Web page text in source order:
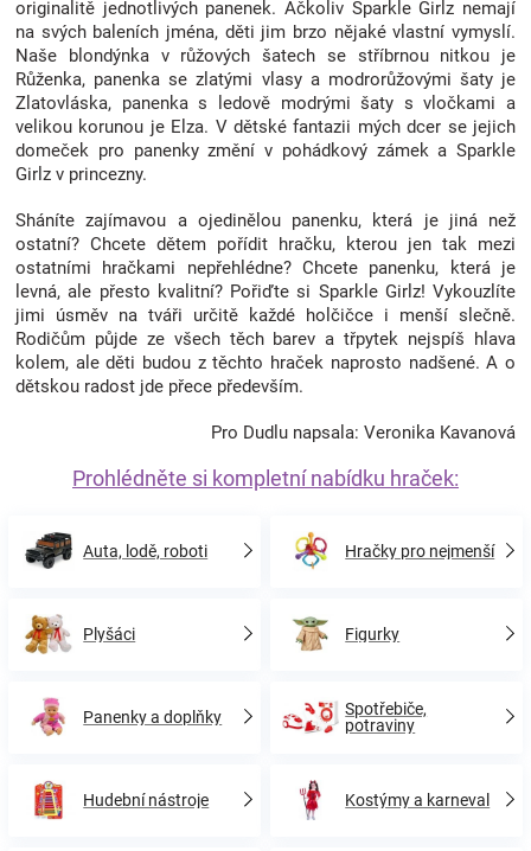
originalitě jednotlivých panenek. Ačkoliv Sparkle Girlz nemají
na svých baleních jména, děti jim brzo nějaké vlastní vymyslí.
Naše blondýnka v růžových šatech se stříbrnou nitkou je
Růženka, panenka se zlatými vlasy a modrorůžovými šaty je
Zlatovláska, panenka s ledově modrými šaty s vločkami a
velikou korunou je Elza. V dětské fantazii mých dcer se jejich
domeček pro panenky změní v pohádkový zámek a Sparkle
Girlz v princezny.
Sháníte zajímavou a ojedinělou panenku, která je jiná než
ostatní? Chcete dětem pořídit hračku, kterou jen tak mezi
ostatními hračkami nepřehlédne? Chcete panenku, která je
levná, ale přesto kvalitní? Pořiďte si Sparkle Girlz! Vykouzlíte
jimi úsměv na tváři určitě každé holčičce i menší slečně.
Rodičům půjde ze všech těch barev a třpytek nejspíš hlava
kolem, ale děti budou z těchto hraček naprosto nadšené. A o
dětskou radost jde přece především.
Pro Dudlu napsala: Veronika Kavanová
Prohlédněte si kompletní nabídku hraček:
Auta, lodě, roboti Hračky pro nejmenší
Plyšáci Figurky
Panenky a doplňky
Spotřebiče,
potraviny
Hudební nástroje Kostýmy a karneval